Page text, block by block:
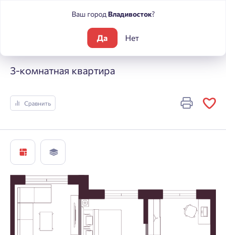
А +
3-комнатная квартира
Сравнить
Ваш город Владивосток?
Да Нет